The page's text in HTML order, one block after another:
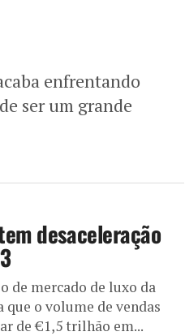
enfrentando
ser um grande
desaceleração
de mercado de luxo da
o volume de vendas
de €1,5 trilhão em...